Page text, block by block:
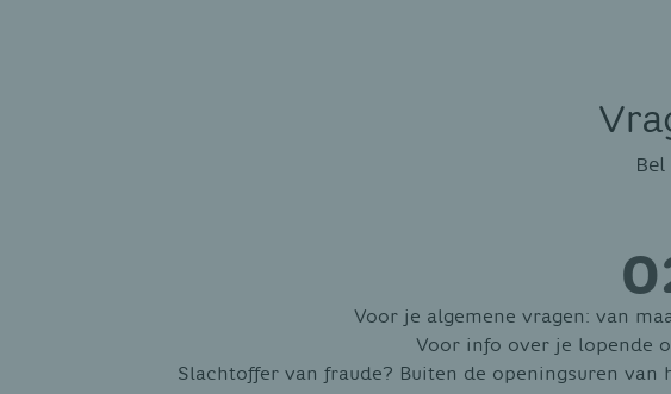
Voor je algemene vragen: van
Voor info over je lopende
Slachtoffer van fraude? Buiten de openingsuren